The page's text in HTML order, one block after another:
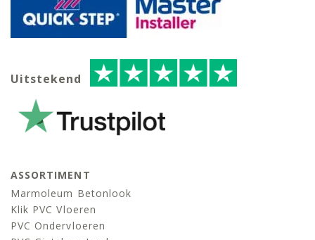
Uitstekend
ASSORTIMENT
Marmoleum Betonlook
Klik PVC Vloeren
PVC Ondervloeren